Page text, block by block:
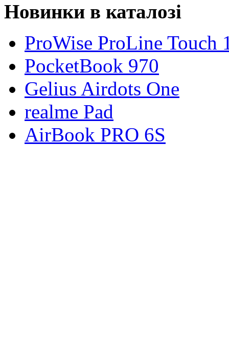
Новинки в каталозі
ProWise ProLine Touch
PocketBook 970
Gelius Airdots One
realme Pad
AirBook PRO 6S